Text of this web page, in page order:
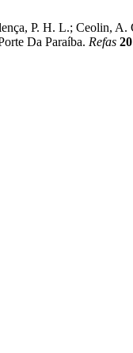
P. H. L.; Ceolin,
Da Paraíba. Refas